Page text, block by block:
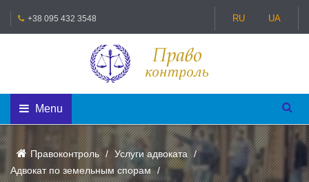
+38 095 432 3548 RU UA
Menu
Правоконтроль
Услуги адвоката
Адвокат по земельным спорам